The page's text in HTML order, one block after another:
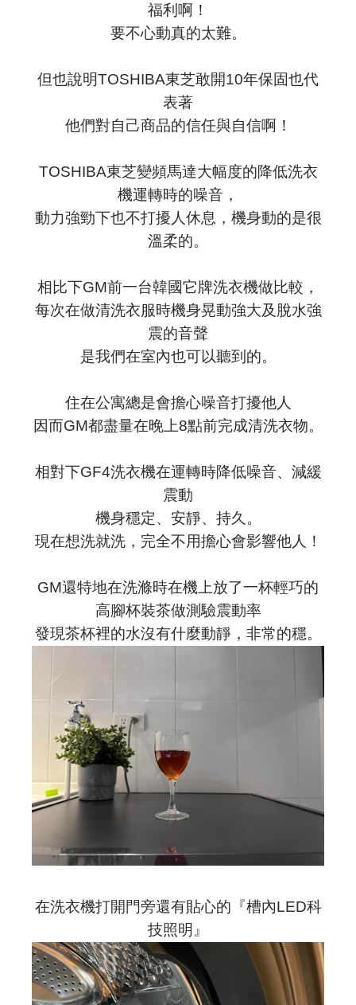
福利啊！
要不心動真的太難。
但也說明TOSHIBA東芝敢開10年保固也代
表著
他們對自己商品的信任與自信啊！
TOSHIBA東芝變頻馬達大幅度的降低洗衣
機運轉時的噪音，
動力強勁下也不打擾人休息，機身動的是很
溫柔的。
相比下GM前一台韓國它牌洗衣機做比較，
每次在做清洗衣服時機身晃動強大及脫水強
震的音聲
是我們在室內也可以聽到的。
住在公寓總是會擔心噪音打擾他人
因而GM都盡量在晚上8點前完成清洗衣物。
相對下GF4洗衣機在運轉時降低噪音、減緩
震動
機身穩定、安靜、持久。
現在想洗就洗，完全不用擔心會影響他人！
GM還特地在洗滌時在機上放了一杯輕巧的
高腳杯裝茶做測驗震動率
發現茶杯裡的水沒有什麼動靜，非常的穩。
在洗衣機打開門旁還有貼心的『槽內LED科
技照明』